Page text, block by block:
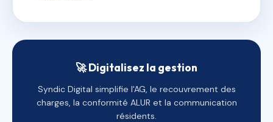
🚀 Digitalisez la gestion
Syndic Digital simplifie l'AG, le recouvrement des
charges, la conformité ALUR et la communication
résidents.